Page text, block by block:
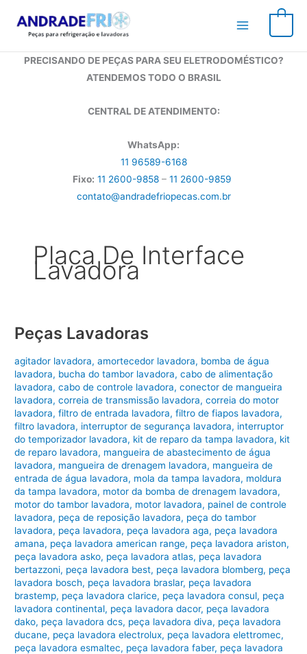
para
conteúdo
PRECISANDO DE PEÇAS PARA SEU ELETRODOMÉSTICO?
ATENDEMOS TODO O BRASIL
CENTRAL DE ATENDIMENTO:
WhatsApp:
11 96589-6168
Fixo: 11 2600-9858 – 11 2600-9859
contato@andradefriopecas.com.br
Placa De Interface
Lavadora
Peças Lavadoras
agitador lavadora,amortecedor lavadora, bomba de água
lavadora, bucha do tambor lavadora,cabo de alimentação
lavadora,cabo de controle lavadora,conector de mangueira
lavadora,correia de transmissão lavadora,correia do motor
lavadora,filtro de entrada lavadora,filtro de fiapos lavadora,
filtro lavadora, interruptor de segurança lavadora, interruptor
do temporizador lavadora, kit de reparo da tampa lavadora, kit
de reparo lavadora, mangueira de abastecimento de água
lavadora, mangueira de drenagem lavadora, mangueira de
entrada de água lavadora, mola da tampa lavadora, moldura
da tampa lavadora, motor da bomba de drenagem lavadora,
motor do tambor lavadora, motor lavadora, painel de controle
lavadora, peça de reposição lavadora, peça do tambor
lavadora, peça lavadora, peça lavadora aga, peça lavadora
amana, peça lavadora american range, peça lavadora ariston,
peça lavadora asko, peça lavadora atlas, peça lavadora
bertazzoni, peça lavadora best, peça lavadora blomberg, peça
lavadora bosch, peça lavadora braslar, peça lavadora
brastemp, peça lavadora clarice, peça lavadora consul, peça
lavadora continental, peça lavadora dacor, peça lavadora
dako, peça lavadora dcs, peça lavadora diva, peça lavadora
ducane, peça lavadora electrolux, peça lavadora elettromec,
peça lavadora esmaltec, peça lavadora faber, peça lavadora